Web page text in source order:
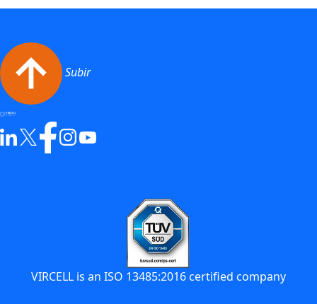
Subir
VIRCELL is an ISO 13485:2016 certified company